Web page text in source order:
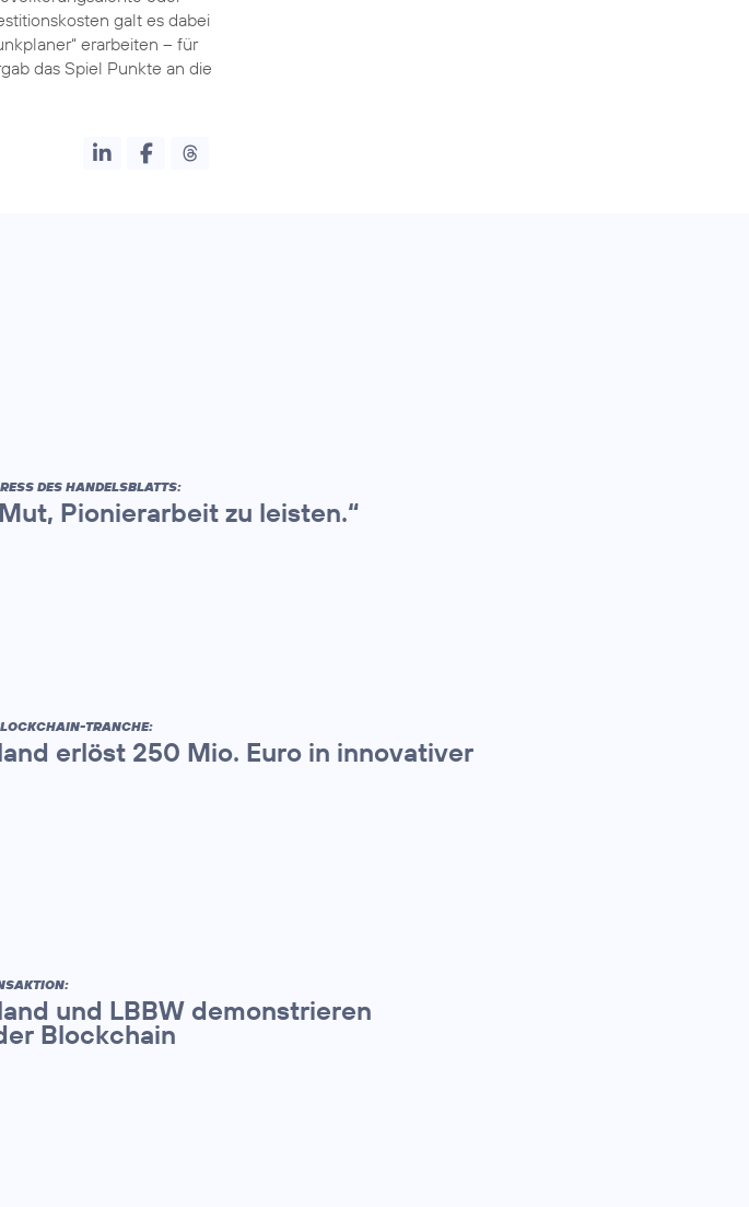
galt es dabei
erarbeiten – für
das Spiel Punkte an die
DES HANDELSBLATTS:
Pionierarbeit zu leisten.“
TRANCHE:
erlöst 250 Mio. Euro in innovativer
und LBBW demonstrieren
Blockchain